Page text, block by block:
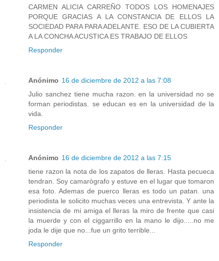
CARMEN ALICIA CARREÑO TODOS LOS HOMENAJES
PORQUE GRACIAS A LA CONSTANCIA DE ELLOS LA
SOCIEDAD PARA PARA ADELANTE. ESO DE LA CUBIERTA
A LA CONCHA ACUSTICA ES TRABAJO DE ELLOS
Responder
Anónimo 16 de diciembre de 2012 a las 7:08
Julio sanchez tiene mucha razon. en la universidad no se
forman periodistas. se educan es en la universidad de la
vida.
Responder
Anónimo 16 de diciembre de 2012 a las 7:15
tiene razon la nota de los zapatos de lleras. Hasta pecueca
tendran. Soy camarògrafo y estuve en el lugar que tomaron
esa foto. Ademas de puerco lleras es todo un patan. una
periodista le solicito muchas veces una entrevista. Y ante la
insistencia de mi amiga el lleras la miro de frente que casi
la muerde y con el ciggarrillo en la mano le dijo.....no me
joda le dije que no...fue un grito terrible...
Responder